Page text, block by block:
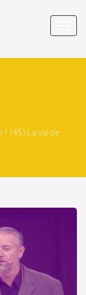
/ (45) La vie de Salomon : Ses grandes entreprises (#4)